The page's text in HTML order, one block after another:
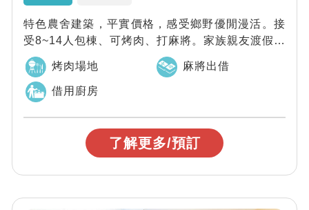
特色農舍建築，平實價格，感受鄉野優閒漫活。接
受8~14人包棟、可烤肉、打麻將。家族親友渡假聚
會包棟推薦。
烤肉場地 麻將出借
借用廚房
了解更多/預訂